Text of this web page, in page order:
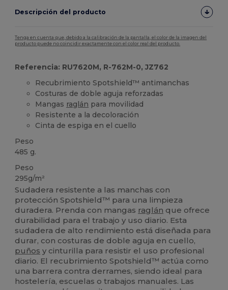
Descripción del producto
Tenga en cuenta que, debido a la calibración de la pantalla, el color de la imagen del
producto puede no coincidir exactamente con el color real del producto.
Referencia: RU7620M, R-762M-0, JZ762
Recubrimiento Spotshield™ antimanchas
Costuras de doble aguja reforzadas
Mangas raglán para movilidad
Resistente a la decoloración
Cinta de espiga en el cuello
Peso
485 g.
Peso
295g/m²
Sudadera resistente a las manchas con
protección Spotshield™ para una limpieza
duradera. Prenda con mangas raglán que ofrece
durabilidad para el trabajo y uso diario. Esta
sudadera de alto rendimiento está diseñada para
durar, con costuras de doble aguja en cuello,
puños y cinturilla para resistir el uso profesional
diario. El recubrimiento Spotshield™ actúa como
una barrera contra derrames, siendo ideal para
hostelería, escuelas o trabajos manuales. Las